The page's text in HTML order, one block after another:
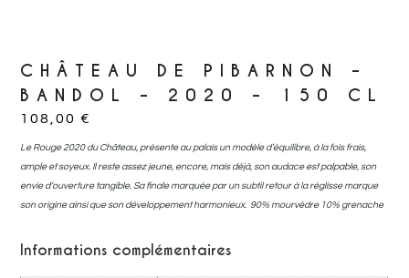
CHÂTEAU DE PIBARNON –
BANDOL – 2020 – 150 CL
108,00€
Le Rouge 2020 du Château, présente au palais un modèle d’équilibre, à la fois frais,
ample et soyeux. Il reste assez jeune, encore, mais déjà, son audace est palpable, son
envie d’ouverture tangible. Sa finale marquée par un subtil retour à la réglisse marque
son origine ainsi que son développement harmonieux. 90% mourvèdre 10% grenache
Informations complémentaires